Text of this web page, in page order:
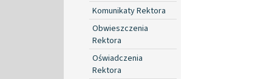
Komunikaty Rektora
Obwieszczenia
Rektora
Oświadczenia
Rektora